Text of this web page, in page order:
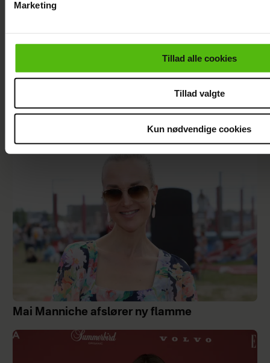
cookiepolitik.
Marketing
Tillad alle cookies
Tillad valgte
Kun nødvendige cookies
Janni Ree kan ikke gå i fred på Smukfest: Det
bliver vildere og vildere
Mai Manniche afslører ny flamme